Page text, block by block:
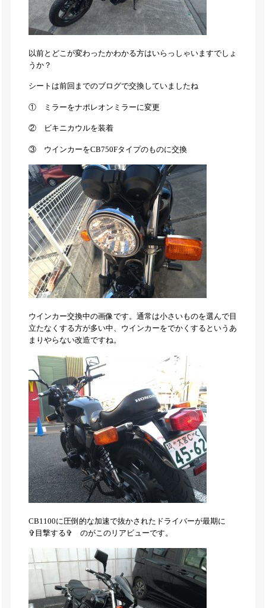
以前とどこが変わったかわかる方はいらっしゃいますでしょ
うか？
シートは前回までのブログで交換していましたね
① ミラーをナポレオンミラーに変更
② ビキニカウルを装着
③ ウインカーをCB750Fタイプのものに交換
ウインカー交換中の画像です。通常は小さいものを選んで目
立たなくする方が多い中、ウインカーをでかくするというあ
まりやらない改造ですね。
CB1100に圧倒的な加速で抜かされたドライバーが最期に
✞目撃する✞ のがこのリアビューです。